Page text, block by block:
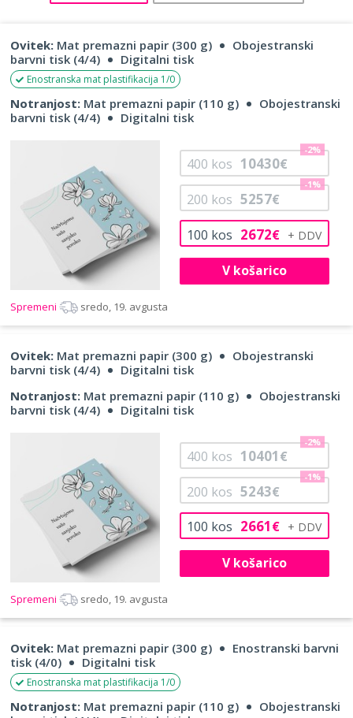
Ovitek: Mat premazni papir (300 g)
Obojestranski
barvni tisk (4/4)
Digitalni tisk
Enostranska mat plastifikacija 1/0
Notranjost: Mat premazni papir (110 g)
Obojestranski
barvni tisk (4/4)
Digitalni tisk
100 kos 2672€
200 kos 5257€
-1%
400 kos 10430€
-2%
V košarico
Spremeni sredo, 19. avgusta
Ovitek: Mat premazni papir (300 g)
Obojestranski
barvni tisk (4/4)
Digitalni tisk
Notranjost: Mat premazni papir (110 g)
Obojestranski
barvni tisk (4/4)
Digitalni tisk
100 kos 2661€
200 kos 5243€
-1%
400 kos 10401€
-2%
V košarico
Spremeni sredo, 19. avgusta
Ovitek: Mat premazni papir (300 g)
Enostranski barvni
tisk (4/0)
Digitalni tisk
Enostranska mat plastifikacija 1/0
Notranjost: Mat premazni papir (110 g)
Obojestranski